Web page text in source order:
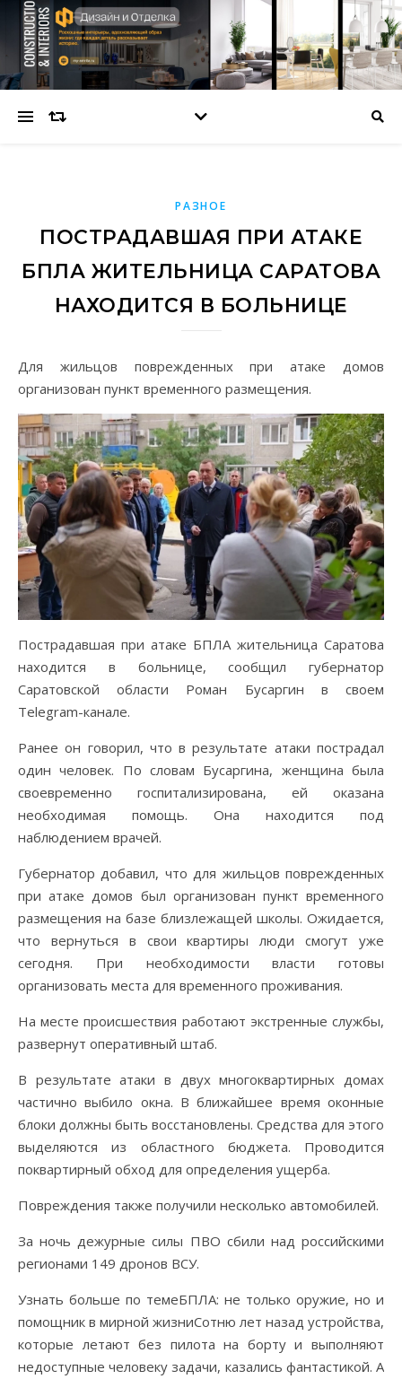
РАЗНОЕ
ПОСТРАДАВШАЯ ПРИ АТАКЕ
БПЛА ЖИТЕЛЬНИЦА САРАТОВА
НАХОДИТСЯ В БОЛЬНИЦЕ
Для жильцов поврежденных при атаке домов
организован пункт временного размещения.
Пострадавшая при атаке БПЛА жительница Саратова
находится в больнице, сообщил губернатор
Саратовской области Роман Бусаргин в своем
Telegram-канале.
Ранее он говорил, что в результате атаки пострадал
один человек. По словам Бусаргина, женщина была
своевременно госпитализирована, ей оказана
необходимая помощь. Она находится под
наблюдением врачей.
Губернатор добавил, что для жильцов поврежденных
при атаке домов был организован пункт временного
размещения на базе близлежащей школы. Ожидается,
что вернуться в свои квартиры люди смогут уже
сегодня. При необходимости власти готовы
организовать места для временного проживания.
На месте происшествия работают экстренные службы,
развернут оперативный штаб.
В результате атаки в двух многоквартирных домах
частично выбило окна. В ближайшее время оконные
блоки должны быть восстановлены. Средства для этого
выделяются из областного бюджета. Проводится
поквартирный обход для определения ущерба.
Повреждения также получили несколько автомобилей.
За ночь дежурные силы ПВО сбили над российскими
регионами 149 дронов ВСУ.
Узнать больше по темеБПЛА: не только оружие, но и
помощник в мирной жизниСотню лет назад устройства,
которые летают без пилота на борту и выполняют
недоступные человеку задачи, казались фантастикой. А